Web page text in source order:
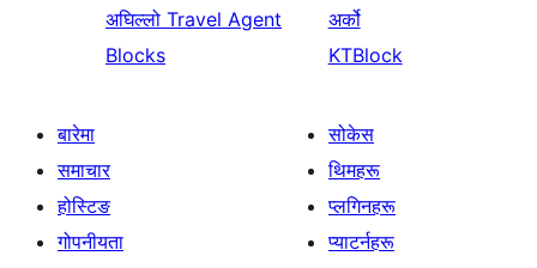
अघिल्लो Travel Agent
Blocks
अर्को
KTBlock
बारेमा
समाचार
होस्टिङ
गोपनीयता
सोकेस
थिमहरू
प्लगिनहरू
प्याटर्नहरू